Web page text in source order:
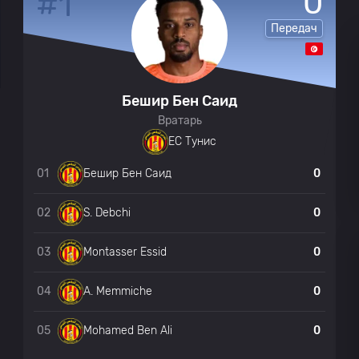
ЕС Тунис 0
0
ЕС Тунис
ЕС Тунис
ЕС Тунис
Бешир Бен Саид
Вратарь
ЕС Тунис
Передач
01 Бешир Бен Саид 0
02 S. Debchi 0
03 Montasser Essid 0
04 A. Memmiche 0
05 Mohamed Ben Ali 0